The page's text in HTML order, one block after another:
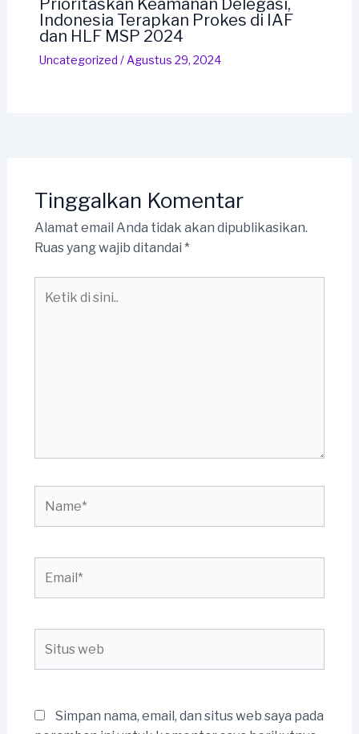
Indonesia Terapkan Prokes di IAF
dan HLF MSP 2024
Uncategorized / Agustus 29, 2024
Tinggalkan Komentar
Alamat email Anda tidak akan dipublikasikan.
Ruas yang wajib ditandai *
web
Simpan nama, email, dan situs web saya pada